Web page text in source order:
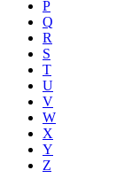
P
Q
R
S
T
U
V
W
X
Y
Z